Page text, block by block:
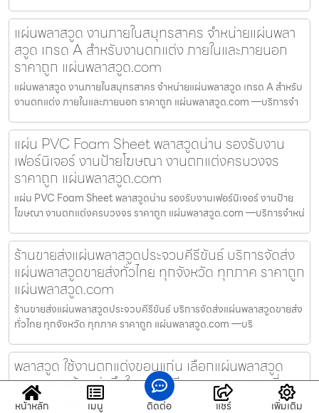
แผ่นพลาสวูด งานภายในสมุทรสาคร จำหน่ายแผ่นพลา
สวูด เกรด A สำหรับงานตกแต่ง ภายในและภายนอก
ราคาถูก แผ่นพลาสวูด.com
แผ่นพลาสวูด งานภายในสมุทรสาคร จำหน่ายแผ่นพลาสวูด เกรด A สำหรับ
งานตกแต่ง ภายในและภายนอก ราคาถูก แผ่นพลาสวูด.com —บริการจำ
แผ่น PVC Foam Sheet พลาสวูดน่าน รองรับงาน
เฟอร์นิเจอร์ งานป้ายโฆษณา งานตกแต่งครบวงจร
ราคาถูก แผ่นพลาสวูด.com
แผ่น PVC Foam Sheet พลาสวูดน่าน รองรับงานเฟอร์นิเจอร์ งานป้าย
โฆษณา งานตกแต่งครบวงจร ราคาถูก แผ่นพลาสวูด.com —บริการจำหน่
ร้านขายส่งแผ่นพลาสวูดประจวบคีรีขันธ์ บริการจัดส่ง
แผ่นพลาสวูดขายส่งทั่วไทย ทุกจังหวัด ทุกภาค ราคาถูก
แผ่นพลาสวูด.com
ร้านขายส่งแผ่นพลาสวูดประจวบคีรีขันธ์ บริการจัดส่งแผ่นพลาสวูดขายส่ง
ทั่วไทย ทุกจังหวัด ทุกภาค ราคาถูก แผ่นพลาสวูด.com —บริ
พลาสวูด ใช้งานตกแต่งขอนแก่น เลือกแผ่นพลาสวูด
คุณภาพ พร้อมส่งถึงใจ – งานดี ราคาถูก ครบจบที่
เดียว แผ่นพลาสวูด.com
หน้าหลัก เมนู ติดต่อ แชร์ เพิ่มเติม